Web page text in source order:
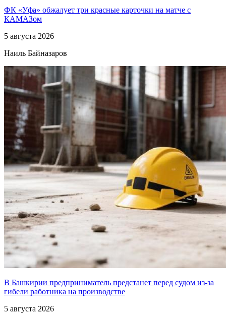
ФК «Уфа» обжалует три красные карточки на матче с
КАМАЗом
5 августа 2026
Наиль Байназаров
В Башкирии предприниматель предстанет перед судом из-за
гибели работника на производстве
5 августа 2026